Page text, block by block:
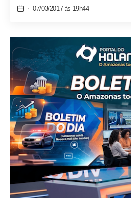
07/03/2017 às 19h44